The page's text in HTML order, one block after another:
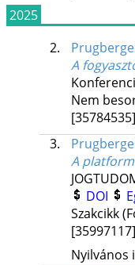
2025
2.
A
Nem
[35784535]
3.
A
DOI
Szakcikk
[35997117]
Nyilvános